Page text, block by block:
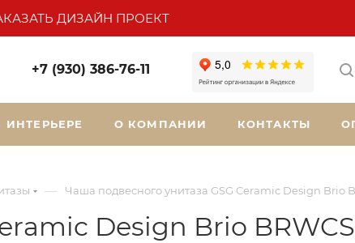
ДИЗАЙН ПРОЕКТ
+7 (930) 386-76-11
О КОМПАНИИ КОНТАКТЫ
— Чаша подвесного унитаза GSG Ceramic Design Brio
Design Brio